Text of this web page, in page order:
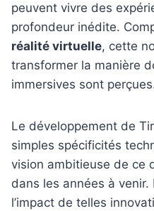
peuvent vivre des
profondeur inédite.
réalité virtuelle, cette
transformer la manière
immersives sont
Le développement de
simples spécificités
vision ambitieuse de ce
dans les années à
l’impact de telles